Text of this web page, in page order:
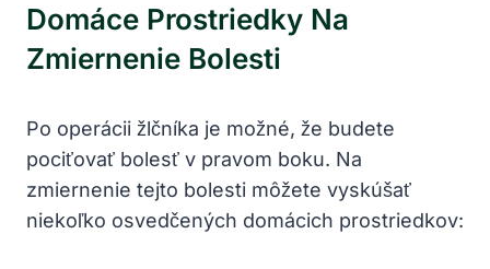
Domáce Prostriedky Na
Zmiernenie Bolesti
Po operácii žlčníka je možné, že budete
pociťovať bolesť v pravom boku. Na
zmiernenie tejto bolesti môžete vyskúšať
niekoľko osvedčených domácich prostriedkov: